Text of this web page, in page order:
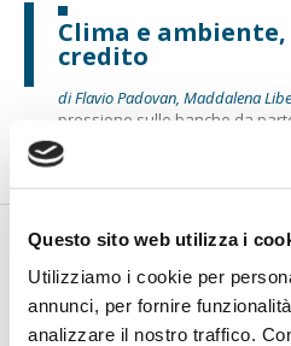
Questo sito web utilizza i
Utilizziamo i cookie per
annunci, per fornire
analizzare il nostro traffico.
Clima e
credito
di Flavio Padovan, Maddalena
pressione sulle banche da
l’integr...